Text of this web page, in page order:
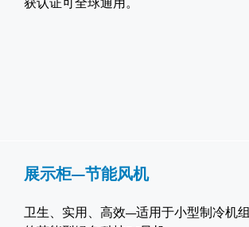
获认证可全球通用。
展示柜—节能风机
卫生、实用、高效—适用于小型制冷机组